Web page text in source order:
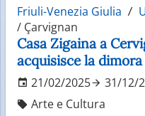
Friuli-Venezia Giulia
/ Çarvignan
Casa Zigaina a
acquisisce la
21/02/2025
31/12/
Arte e Cultura